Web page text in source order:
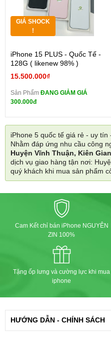
GIÁ SHOCK
!
iPhone 15 PLUS - Quốc Tế -
128G ( likenew 98% )
15.500.000₫
Sản Phẩm ĐANG GIẢM GIÁ
300.000đ
iPhone 5 quốc tế giá rẻ - uy
Nhằm đáp ứng nhu cầu công
Huyện Vĩnh Thuận, Kiên
dịch vụ giao hàng tận nơi:
quý khách khi mua sản phẩm
Cam Kết chỉ bán iPhone NGUYÊN
ZIN 100%
Tặng ốp lưng và cường lực khi mua
iphone
HƯỚNG DẪN - CHÍNH SÁCH